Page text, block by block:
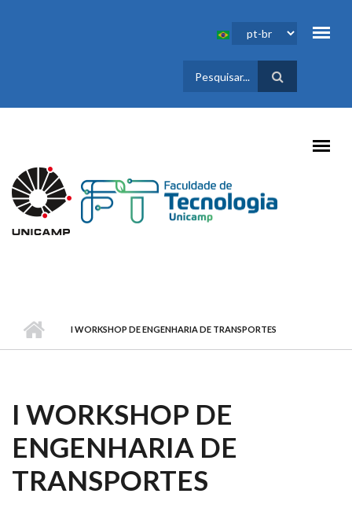
FORMULÁRIO
DE BUSCA
I WORKSHOP DE ENGENHARIA DE TRANSPORTES
I WORKSHOP DE
ENGENHARIA DE
TRANSPORTES